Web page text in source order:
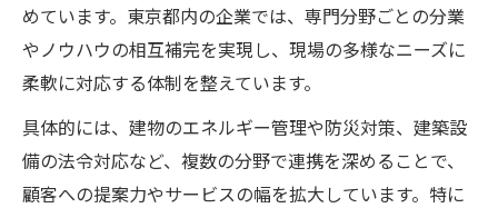
めています。東京都内の企業では、専門分野ごとの分業
やノウハウの相互補完を実現し、現場の多様なニーズに
柔軟に対応する体制を整えています。
具体的には、建物のエネルギー管理や防災対策、建築設
備の法令対応など、複数の分野で連携を深めることで、
顧客への提案力やサービスの幅を拡大しています。特に